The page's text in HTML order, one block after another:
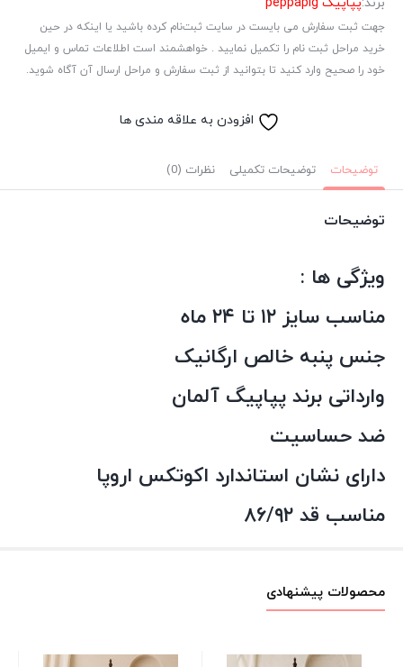
جهت ثبت سفارش می بایست در سایت ثبت‌نام کرده باشید یا اینکه در حین
خرید مراحل ثبت نام را تکمیل نمایید . خواهشمند است اطلاعات تماس و ایمیل
خود را صحیح وارد کنید تا بتوانید از ثبت سفارش و مراحل ارسال آن آگاه شوید.
افزودن به علاقه مندی ها
توضیحات توضیحات تکمیلی نظرات (0)
توضیحات
ویژگی ها :
مناسب سایز ۱۲ تا ۲۴ ماه
جنس پنبه خالص ارگانیک
وارداتی برند پپاپیگ آلمان
ضد حساسیت
دارای نشان استاندارد اکوتکس اروپا
مناسب قد ۸۶/۹۲
محصولات پیشنهادی